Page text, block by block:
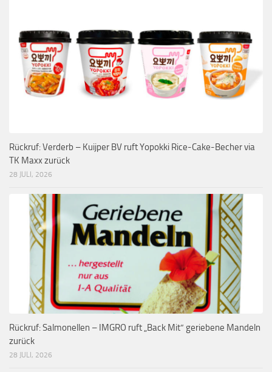
Rückruf: Verderb – Kuijper BV ruft Yopokki Rice-Cake-Becher via
TK Maxx zurück
28 JULI, 2026
Rückruf: Salmonellen – IMGRO ruft „Back Mit“ geriebene Mandeln
zurück
28 JULI, 2026